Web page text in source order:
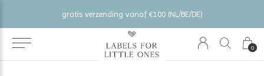
0
gratis verzending vanaf €100 (NL/BE/DE)